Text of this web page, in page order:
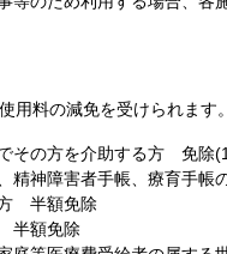
用料の減免を受けられます。
その方を介助する方 免除
精神障害者手帳、療育手帳
半額免除
半額免除